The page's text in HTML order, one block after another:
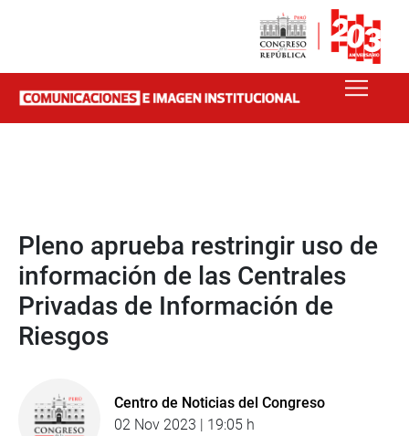
Pleno aprueba restringir uso de
información de las Centrales
Privadas de Información de
Riesgos
Centro de Noticias del Congreso
02 Nov 2023 | 19:05 h